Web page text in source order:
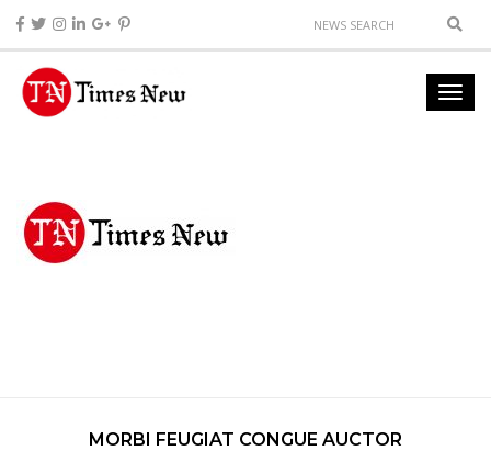
MORBI FEUGIAT CONGUE AUCTOR